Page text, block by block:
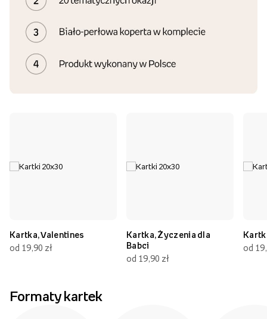
Kartka, Valentines
od 19,90 zł
Kartka, Życzenia dla
Babci
od 19,90 zł
od
Formaty kartek